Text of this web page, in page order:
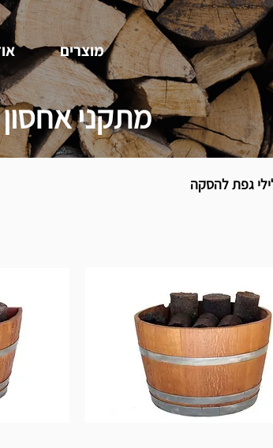
מוצרים
מתקני אחסון
גפת להסקה